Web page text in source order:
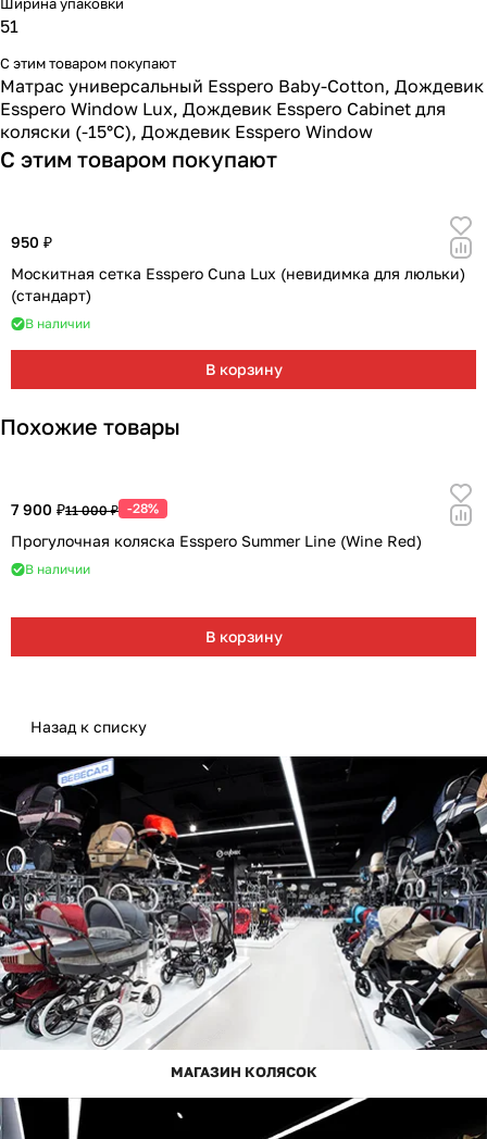
51
С этим товаром покупают
Матрас универсальный Esspero Baby-Cotton, Дождевик
Esspero Window Lux, Дождевик Esspero Cabinet для
коляски (-15°С), Дождевик Esspero Window
С этим товаром покупают
950 ₽
Москитная сетка Esspero Cuna Lux (невидимка для люльки)
(стандарт)
В наличии
В корзину
Похожие товары
7 900 ₽11 000 ₽ -28%
Прогулочная коляска Esspero Summer Line (Wine Red)
В наличии
В корзину
Назад к списку
МАГАЗИН КОЛЯСОК